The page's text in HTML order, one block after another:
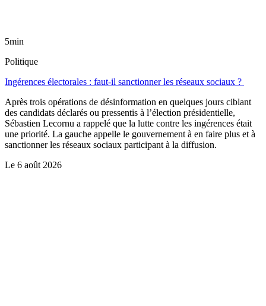
5min
Politique
Ingérences électorales : faut-il sanctionner les réseaux sociaux ?
Après trois opérations de désinformation en quelques jours ciblant
des candidats déclarés ou pressentis à l’élection présidentielle,
Sébastien Lecornu a rappelé que la lutte contre les ingérences était
une priorité. La gauche appelle le gouvernement à en faire plus et à
sanctionner les réseaux sociaux participant à la diffusion.
Le 6 août 2026